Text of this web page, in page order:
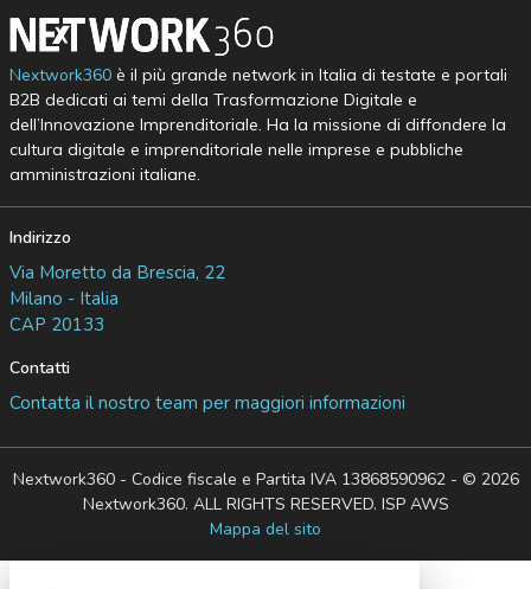
Nextwork360è il più grande network in Italia di testate e portali
B2B dedicati ai temi della Trasformazione Digitale e
dell’Innovazione Imprenditoriale. Ha la missione di diffondere la
cultura digitale e imprenditoriale nelle imprese e pubbliche
amministrazioni italiane.
Indirizzo
Via Moretto da Brescia, 22
Milano - Italia
CAP 20133
Contatti
Contatta il nostro team per maggiori informazioni
Nextwork360 - Codice fiscale e Partita IVA 13868590962 - © 2026
Nextwork360. ALL RIGHTS RESERVED. ISP AWS
Mappa del sito